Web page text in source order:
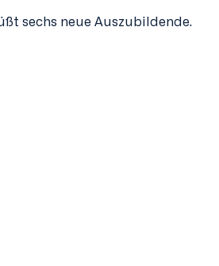
sechs neue Auszubildende.